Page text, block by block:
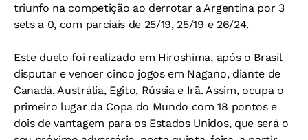
triunfo na competição ao derrotar a Argentina por 3
sets a 0, com parciais de 25/19, 25/19 e 26/24.
Este duelo foi realizado em Hiroshima, após o Brasil
disputar e vencer cinco jogos em Nagano, diante de
Canadá, Austrália, Egito, Rússia e Irã. Assim, ocupa o
primeiro lugar da Copa do Mundo com 18 pontos e
dois de vantagem para os Estados Unidos, que será o